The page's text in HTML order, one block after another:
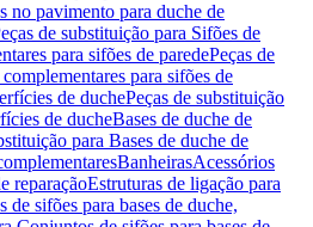
no pavimento para duche de
de substituição para Sifões de
para sifões de paredePeças de
para sifões de
de duchePeças de substituição
de ducheBases de duche de
para Bases de duche de
BanheirasAcessórios
reparaçãoEstruturas de ligação para
de sifões para bases de duche,